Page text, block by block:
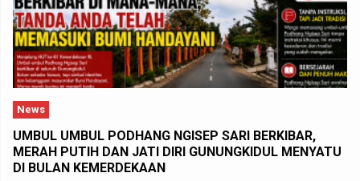
News
UMBUL UMBUL PODHANG NGISEP SARI BERKIBAR,
MERAH PUTIH DAN JATI DIRI GUNUNGKIDUL MENYATU
DI BULAN KEMERDEKAAN